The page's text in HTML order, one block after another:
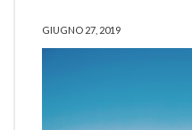
GIUGNO 27, 2019